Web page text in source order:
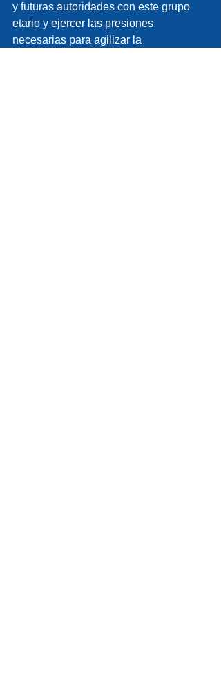
y futuras autoridades con este grupo
etario y ejercer las presiones
necesarias para agilizar la